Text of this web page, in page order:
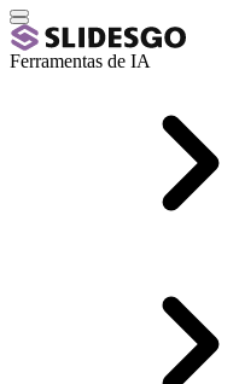
Ferramentas de IA